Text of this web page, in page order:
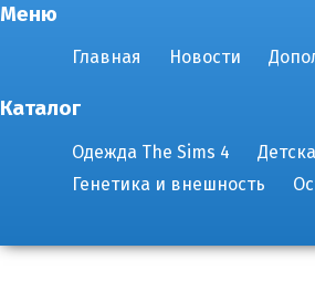
Меню
Главная Новости
Каталог
Одежда The Sims 4
Генетика и внешность